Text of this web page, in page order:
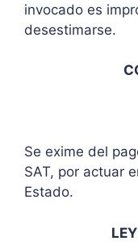
invocado es
desestimarse.
Se exime del
SAT, por actuar
Estado.